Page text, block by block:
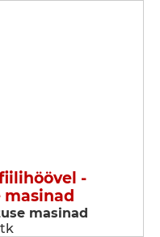
-
masinad